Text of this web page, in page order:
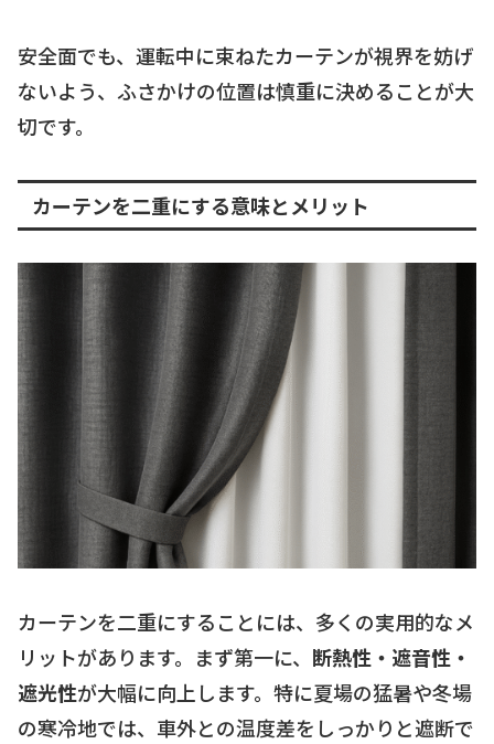
安全面でも、運転中に束ねたカーテンが視界を妨げ
ないよう、ふさかけの位置は慎重に決めることが大
切です。
カーテンを二重にする意味とメリット
カーテンを二重にすることには、多くの実用的なメ
リットがあります。まず第一に、 断熱性・遮音性・
遮光性が大幅に向上します。特に夏場の猛暑や冬場
の寒冷地では、車外との温度差をしっかりと遮断で